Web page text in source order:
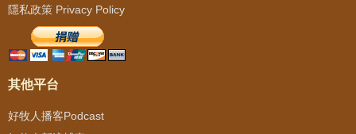
隱私政策 Privacy Policy
其他平台
好牧人播客Podcast